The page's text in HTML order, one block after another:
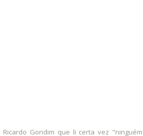
Gondim que li certa vez "ninguém